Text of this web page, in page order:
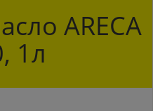
ARECA
1л